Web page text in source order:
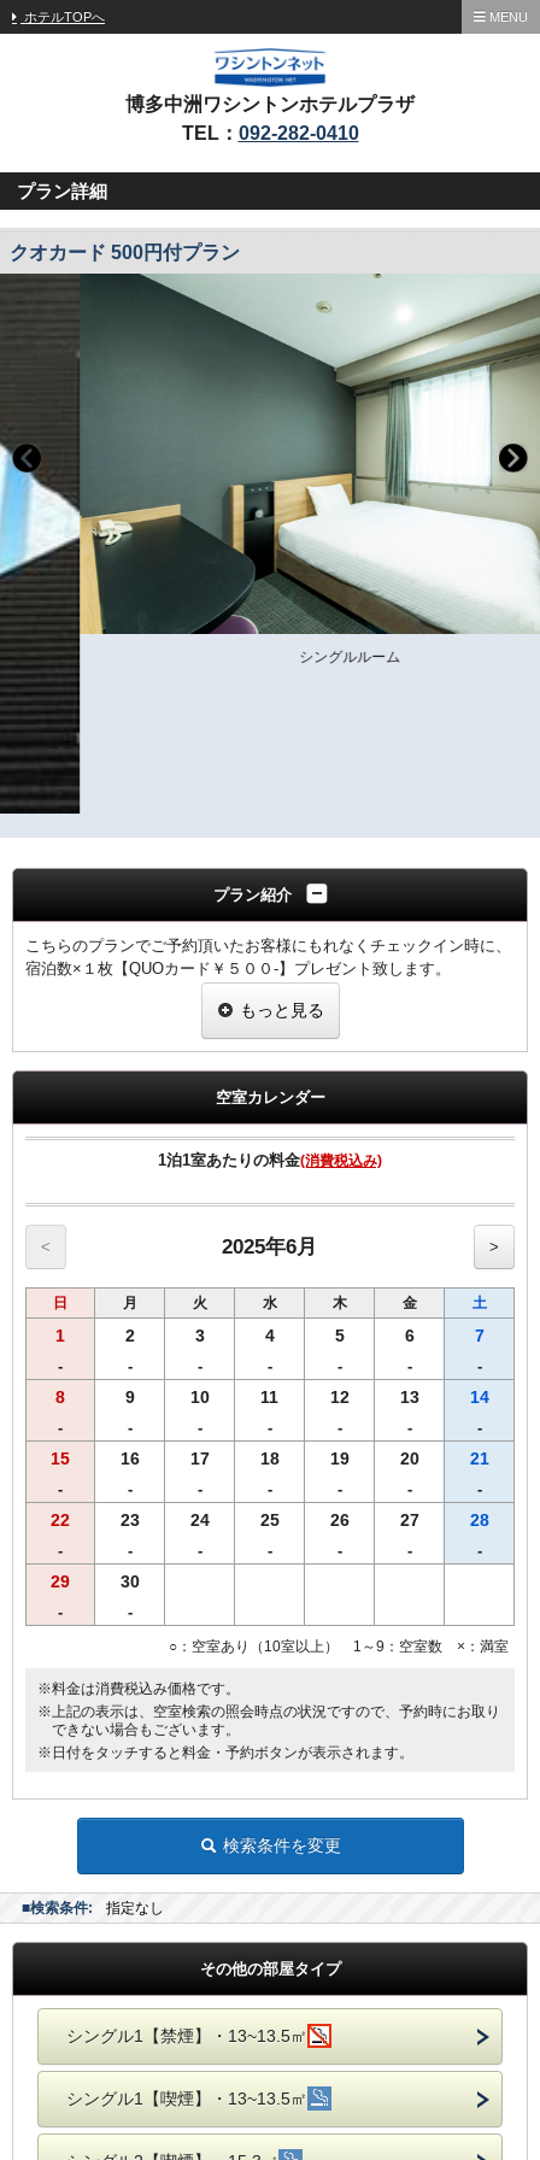
ホテルTOPへ MENU
博多中洲ワシントンホテルプラザ
TEL： 092-282-0410
プラン詳細
クオカード 500円付プラン
シングルルーム
プラン紹介
こちらのプランでご予約頂いたお客様にもれなくチェックイン時に、
宿泊数×１枚【QUOカード￥５００-】プレゼント致します。
◆コンビニ,ファミレス等様々な所でご利用出来るとても便利なカー
【客室のご案内】
●リバーシブル枕採用。
●加湿空気清浄機 全室設置。
●Wi-Fi全室対応
●マイナスイオンドライヤー完備
●ベッドは、ゆったりワイドベッド
●プリペイドカード式ＶＯＤシステム（1泊1000円／150タイトル見放
題）.
■福岡市条例により2020年4月1日宿泊者1人1泊につき，以下のとおり
宿泊料金2万円未満 200円（うち県税50円）
宿泊料金2万円以上 500円（うち県税50円）
※福岡市宿泊税はプラン料金に含まれておりません。
もっと見る
空室カレンダー
1泊1室あたりの料金(消費税込み)
< 2025年6月 >
日 月 火 水 木 金 土
1
-
2
-
3
-
4
-
5
-
6
-
7
-
8
-
9
-
10
-
11
-
12
-
13
-
14
-
15
-
16
-
17
-
18
-
19
-
20
-
21
-
22
-
23
-
24
-
25
-
26
-
27
-
28
-
29
-
30
-
○：空室あり（10室以上） 1～9：空室数 ×：満室
※料金は消費税込み価格です。
※上記の表示は、空室検索の照会時点の状況ですので、予約時にお取り
できない場合もございます。
※日付をタッチすると料金・予約ボタンが表示されます。
検索条件を変更
■検索条件: 指定なし
その他の部屋タイプ
シングル1【禁煙】・13~13.5㎡
シングル1【喫煙】・13~13.5㎡